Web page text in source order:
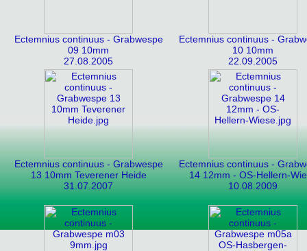
Ectemnius continuus - Grabwespe
09 10mm
27.08.2005
Ectemnius continuus -
10 10mm
22.09.2005
Ectemnius continuus - Grabwespe
13 10mm Teverener Heide
31.07.2007
Ectemnius continuus -
14 12mm - OS-Hellern-
10.08.2009